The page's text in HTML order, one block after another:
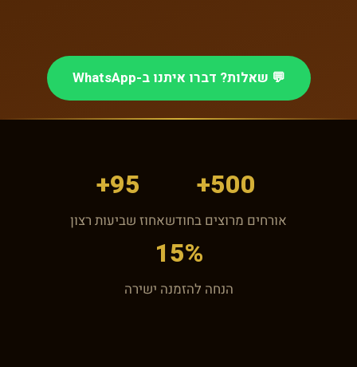
💬 שאלות? דברו איתנו ב-WhatsApp
500+
אורחים מרוצים בחודש
95+
אחוז שביעות רצון
15%
הנחה להזמנה ישירה